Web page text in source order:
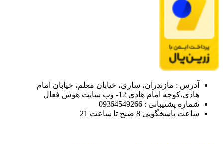
آدرس : مازندران، ساری، خیابان معلم، خیابان امام
هادی،کوچه امام هادی 12- وب سایت هوش فعال
شماره پشتیبانی : 09364549266
ساعت پاسخگویی 8 صبح تا ساعت 21